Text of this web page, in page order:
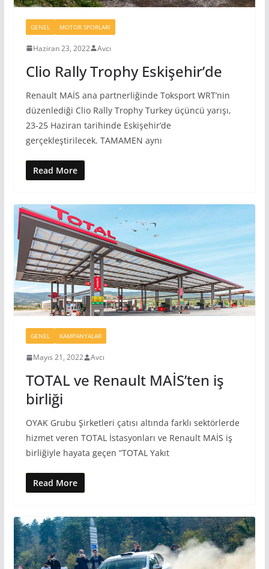
GENEL MOTOR SPORLARI
Haziran 23, 2022 Avcı
Clio Rally Trophy Eskişehir’de
Renault MAİS ana partnerliğinde Toksport WRT’nin
düzenlediği Clio Rally Trophy Turkey üçüncü yarışı,
23-25 Haziran tarihinde Eskişehir’de
gerçekleştirilecek. TAMAMEN aynı
Read More
GENEL KAMPANYALAR
Mayıs 21, 2022 Avcı
TOTAL ve Renault MAİS’ten iş
birliği
OYAK Grubu Şirketleri çatısı altında farklı sektörlerde
hizmet veren TOTAL İstasyonları ve Renault MAİS iş
birliğiyle hayata geçen “TOTAL Yakıt
Read More